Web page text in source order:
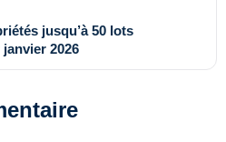
jusqu’à 50 lots
2026